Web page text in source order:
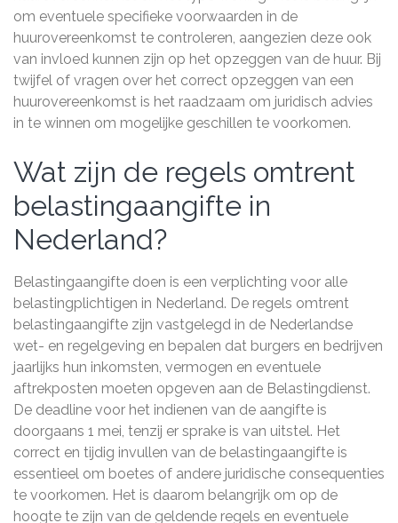
om eventuele specifieke voorwaarden in de
huurovereenkomst te controleren, aangezien deze ook
van invloed kunnen zijn op het opzeggen van de huur. Bij
twijfel of vragen over het correct opzeggen van een
huurovereenkomst is het raadzaam om juridisch advies
in te winnen om mogelijke geschillen te voorkomen.
Wat zijn de regels omtrent
belastingaangifte in
Nederland?
Belastingaangifte doen is een verplichting voor alle
belastingplichtigen in Nederland. De regels omtrent
belastingaangifte zijn vastgelegd in de Nederlandse
wet- en regelgeving en bepalen dat burgers en bedrijven
jaarlijks hun inkomsten, vermogen en eventuele
aftrekposten moeten opgeven aan de Belastingdienst.
De deadline voor het indienen van de aangifte is
doorgaans 1 mei, tenzij er sprake is van uitstel. Het
correct en tijdig invullen van de belastingaangifte is
essentieel om boetes of andere juridische consequenties
te voorkomen. Het is daarom belangrijk om op de
hoogte te zijn van de geldende regels en eventuele